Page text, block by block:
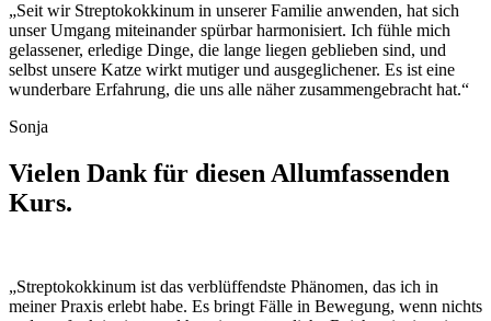
„Seit wir Streptokokkinum in unserer Familie anwenden, hat sich
unser Umgang miteinander spürbar harmonisiert. Ich fühle mich
gelassener, erledige Dinge, die lange liegen geblieben sind, und
selbst unsere Katze wirkt mutiger und ausgeglichener. Es ist eine
wunderbare Erfahrung, die uns alle näher zusammengebracht hat.“
Sonja
Vielen Dank für diesen Allumfassenden
Kurs.
„Streptokokkinum ist das verblüffendste Phänomen, das ich in
meiner Praxis erlebt habe. Es bringt Fälle in Bewegung, wenn nichts